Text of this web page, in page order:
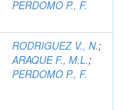
PERDOMO P., F.
RODRIGUEZ V., N.;
ARAQUE F., M.L.;
PERDOMO P., F.